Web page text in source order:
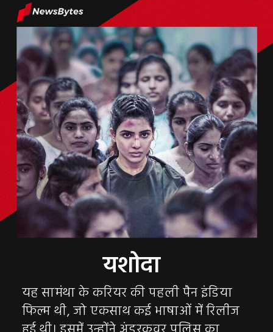
यशोदा
यह सामंथा के करियर की पहली पैन इंडिया
फिल्म थी, जो एकसाथ कई भाषाओं में रिलीज